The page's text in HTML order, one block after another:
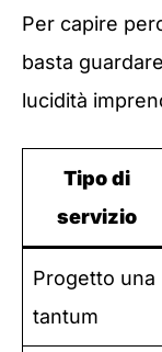
Per capire
basta
lucidità
Tipo di
servizio
Progetto una
tantum